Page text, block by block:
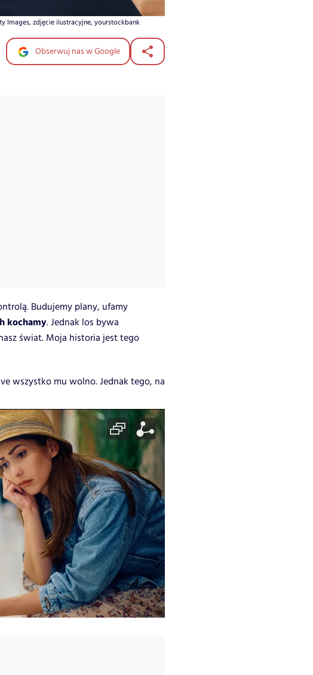
Images, zdjęcie ilustracyjne, yourstockbank
Obserwuj nas w Google
Budujemy plany, ufamy
kochamy. Jednak los bywa
świat. Moja historia jest tego
wszystko mu wolno. Jednak tego, na